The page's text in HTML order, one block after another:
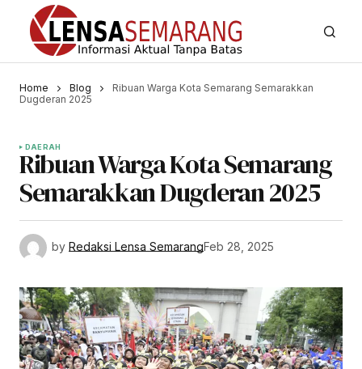
Home Blog
Ribuan Warga Kota Semarang Semarakkan
Dugderan 2025
DAERAH
Ribuan Warga Kota Semarang
Semarakkan Dugderan 2025
by Redaksi Lensa SemarangFeb 28, 2025